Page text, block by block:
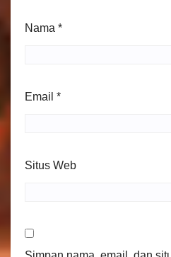
Nama *
Email *
Situs Web